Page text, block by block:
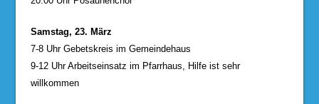
Samstag, 23. März
7-8 Uhr Gebetskreis im Gemeindehaus
9-12 Uhr Arbeitseinsatz im Pfarrhaus, Hilfe ist sehr
willkommen